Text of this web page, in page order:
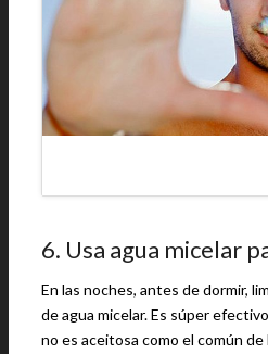
6. Usa agua micelar
En las noches, antes de dormir,
de agua micelar. Es súper
no es aceitosa como el común